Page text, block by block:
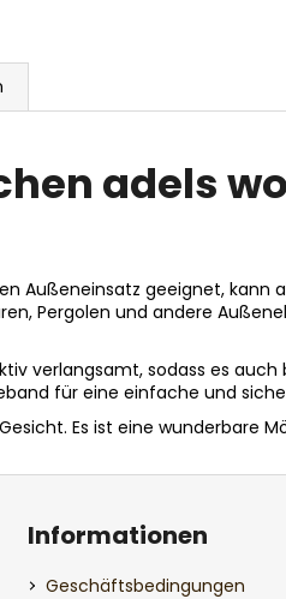
adels
Außeneinsatz geeignet, kann
Pergolen und andere
verlangsamt, sodass es
für eine einfache und
Es ist eine wunderbare
Informationen
Geschäftsbedingungen